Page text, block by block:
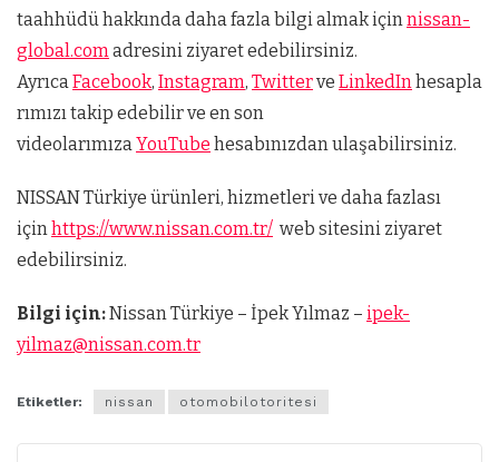
taahhüdü hakkında daha fazla bilgi almak içinnissan-
global.comadresini ziyaret edebilirsiniz.
AyrıcaFacebook, Instagram, Twitterve LinkedInhesapla
rımızı takip edebilir ve en son
videolarımızaYouTube hesabınızdan ulaşabilirsiniz.
NISSAN Türkiye ürünleri, hizmetleri ve daha fazlası
içinhttps://www.nissan.com.tr/ web sitesini ziyaret
edebilirsiniz.
Bilgi için:Nissan Türkiye – İpek Yılmaz – ipek-
yilmaz@nissan.com.tr
Etiketler: nissan otomobilotoritesi